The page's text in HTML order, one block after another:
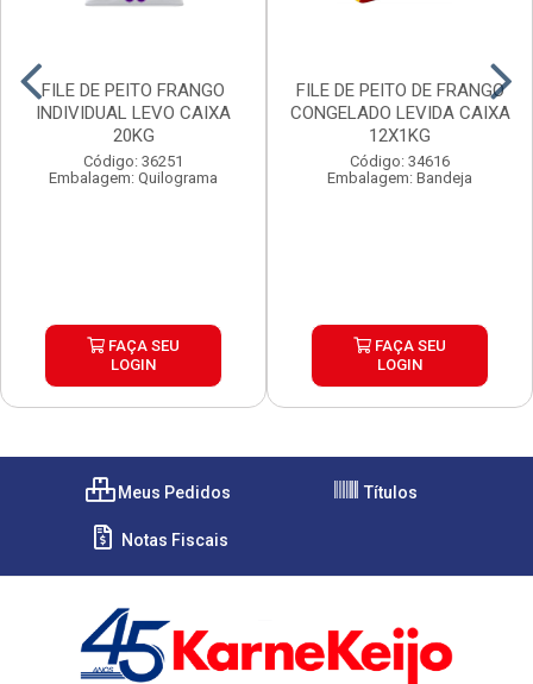
FILE DE PEITO FRANGO
INDIVIDUAL LEVO CAIXA
20KG
Código: 36251
Embalagem: Quilograma
FAÇA SEU
LOGIN
FILE DE PEITO DE FRANGO
CONGELADO LEVIDA CAIXA
12X1KG
Código: 34616
Embalagem: Bandeja
FAÇA SEU
LOGIN
Meus Pedidos Títulos
Notas Fiscais